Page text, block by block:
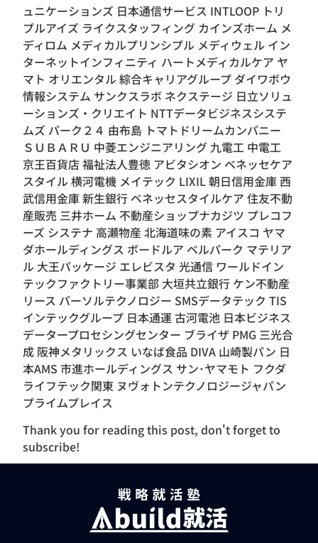
ュニケーションズ 日本通信サービス INTLOOP トリ
プルアイズ ライクスタッフィング カインズホーム メ
ディロム メディカルプリンシプル メディウェル イン
ターネットインフィニティ ハートメディカルケア ヤ
マト オリエンタル 綜合キャリアグループ ダイワボウ
情報システム サンクスラボ ネクステージ 日立ソリュ
ーションズ・クリエイト NTTデータビジネスシステ
ムズ パーク２４ 由布島 トマトドリームカンパニー
ＳＵＢＡＲＵ 中菱エンジニアリング 九電工 中電工
京王百貨店 福祉法人豊徳 アビタシオン ベネッセケア
スタイル 横河電機 メイテック LIXIL 朝日信用金庫 西
武信用金庫 新生銀行 ベネッセスタイルケア 住友不動
産販売 三井ホーム 不動産ショップナカジツ プレコフ
ーズ システナ 高瀬物産 北海道味の素 アイスコ ヤマ
ダホールディングス ボードルア ベルパーク マテリア
ル 大王パッケージ エレビスタ 光通信 ワールドイン
テックファクトリー事業部 大垣共立銀行 ケン不動産
リース パーソルテクノロジー SMSデータテック TIS
インテックグループ 日本通運 古河電池 日本ビジネス
データープロセシングセンター ブライザ PMG 三光合
成 阪神メタリックス いなば食品 DIVA 山崎製パン 日
本AMS 市進ホールディングス サン･ヤマモト フクダ
ライフテック関東 ヌヴォトンテクノロジージャパン
プライムプレイス
Thank you for reading this post, don't forget to
subscribe!